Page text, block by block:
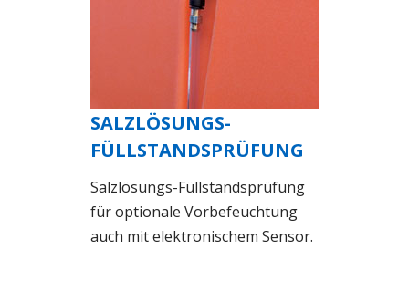
SALZLÖSUNGS-
FÜLLSTANDSPRÜFUNG
Salzlösungs-Füllstandsprüfung
für optionale Vorbefeuchtung
auch mit elektronischem Sensor.